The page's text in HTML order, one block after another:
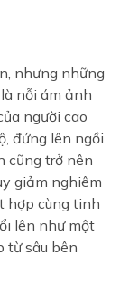
nhưng những
nỗi ám ảnh
người cao
đứng lên ngồi
cũng trở nên
giảm nghiêm
hợp cùng tinh
lên như một
từ sâu bên